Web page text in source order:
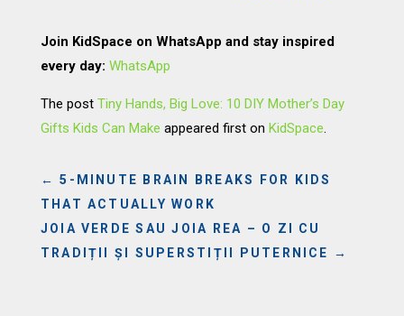
Join KidSpace on WhatsApp and stay inspired
every day: WhatsApp
The post Tiny Hands, Big Love: 10 DIY Mother’s Day
Gifts Kids Can Make appeared first on KidSpace.
←5-MINUTE BRAIN BREAKS FOR KIDS
THAT ACTUALLY WORK
JOIA VERDE SAU JOIA REA – O ZI CU
TRADIȚII ȘI SUPERSTIȚII PUTERNICE
→